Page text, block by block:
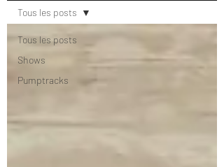
Tous les posts
Shows
Pumptracks
Tous les posts